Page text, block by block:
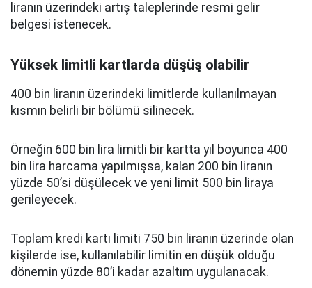
liranın üzerindeki artış taleplerinde resmi gelir
belgesi istenecek.
Yüksek limitli kartlarda düşüş olabilir
400 bin liranın üzerindeki limitlerde kullanılmayan
kısmın belirli bir bölümü silinecek.
Örneğin 600 bin lira limitli bir kartta yıl boyunca 400
bin lira harcama yapılmışsa, kalan 200 bin liranın
yüzde 50’si düşülecek ve yeni limit 500 bin liraya
gerileyecek.
Toplam kredi kartı limiti 750 bin liranın üzerinde olan
kişilerde ise, kullanılabilir limitin en düşük olduğu
dönemin yüzde 80’i kadar azaltım uygulanacak.